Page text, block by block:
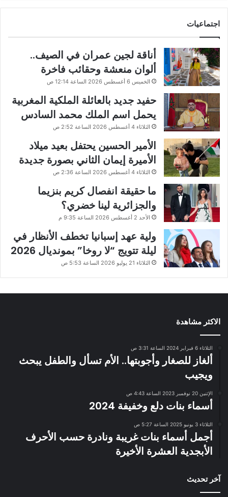
اجتماعيات
أناقة لجين عمران في الصيف..
ألوان منعشة وحقائب فاخرة
الخميس 6 أغسطس 2026 الساعة 12:14 ص
حفيد جديد بالعائلة الملكية المغربية
يحمل اسم الملك محمد السادس
الثلاثاء 4 أغسطس 2026 الساعة 2:52 ص
الأمير الحسين يحتفل بعيد ميلاد
الأميرة إيمان الثاني بصورة جديدة
الثلاثاء 4 أغسطس 2026 الساعة 2:36 ص
ما حقيقة انفصال كريم بنزيما
والجزائرية لينا خضري؟
الأحد 2 أغسطس 2026 الساعة 9:35 م
ولية عهد إسبانيا تخطف الأنظار في
ليلة تتويج “لا روخا” بمونديال 2026
الثلاثاء 21 يوليو 2026 الساعة 5:53 ص
الاكثر مشاهدة
الثلاثاء 6 فبراير 2024 الساعة 3:31 ص
ألغاز للصغار وأجوبتها.. الأم تسأل والطفل يبحث
ويجيب
الإثنين 20 نوفمبر 2023 الساعة 4:43 ص
أسماء بنات دلع وخفيفة 2024
الثلاثاء 3 يونيو 2025 الساعة 5:27 ص
أجمل أسماء بنات غريبة ونادرة حسب الأحرف
الأبجدية العشرة الأخيرة
آخر تحديث